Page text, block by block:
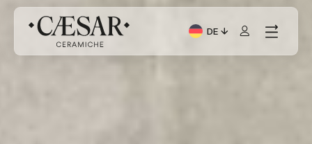
DE
Aktuelle Sprache: